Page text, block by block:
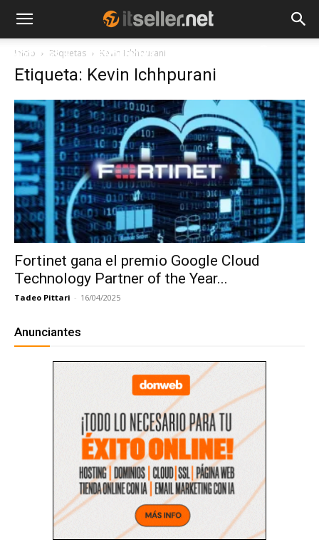
NOTICIAS TENDENCIAS
Inicio Etiquetas Kevin Ichhpurani
Etiqueta: Kevin Ichhpurani
Fortinet gana el premio Google Cloud
Technology Partner of the Year...
Tadeo Pittari - 16/04/2025
Anunciantes